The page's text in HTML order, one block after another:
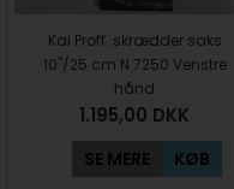
Kai Proff. skrædder saks
10"/25 cm N 7250 Venstre
hånd
1.195,00 DKK
SE MERE KØB